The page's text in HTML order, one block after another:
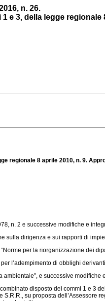
n. 26.
e 3, della legge
regionale 8 aprile 2010, n. 9.
n. 2 e successive modifiche e
sulla dirigenza e sui rapporti di
per la riorganizzazione dei
l’adempimento di obblighi
ambientale”, e successive
disposto dei commi 1 e 3
su proposta